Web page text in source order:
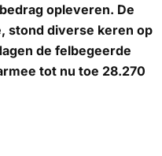
opleveren. De
stond diverse keren op
de felbegeerde
tot nu toe 28.270